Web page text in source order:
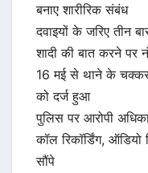
बनाए शारीरिक संबंध
दवाइयों के जरिए तीन
शादी की बात करने पर
16 मई से थाने के चक्कर
को दर्ज हुआ
पुलिस पर आरोपी
कॉल रिकॉर्डिंग,
सौंपे